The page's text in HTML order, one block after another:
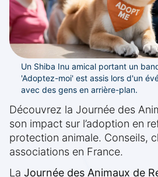
Un Shiba Inu amical portant un
'Adoptez-moi' est assis lors d'un
avec des gens en arrière-plan.
Découvrez la Journée des
son impact sur l’adoption en
protection animale. Conseils,
associations en France.
La Journée des Animaux de